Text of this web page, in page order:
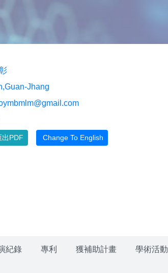
Jhang
PDF Change To English
紀錄 專利 獲補助計畫 學術活動